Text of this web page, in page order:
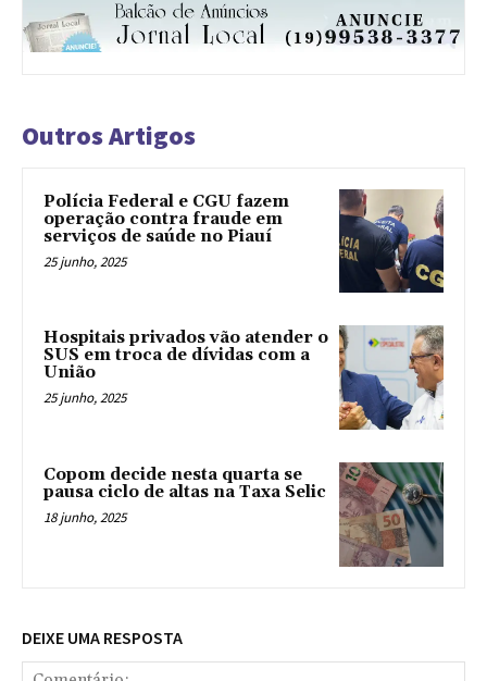
Outros Artigos
Polícia Federal e CGU fazem
operação contra fraude em
serviços de saúde no Piauí
25 junho, 2025
Hospitais privados vão atender o
SUS em troca de dívidas com a
União
25 junho, 2025
Copom decide nesta quarta se
pausa ciclo de altas na Taxa Selic
18 junho, 2025
DEIXE UMA RESPOSTA